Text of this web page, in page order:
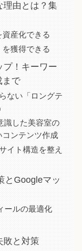
理由とは？集
産化できる
獲得できる
プ！キーワー
まで
ない「ロングテ
識した美容室の
ンテンツ作成
イト構造を整え
とGoogleマッ
ールの最適化
敗と対策